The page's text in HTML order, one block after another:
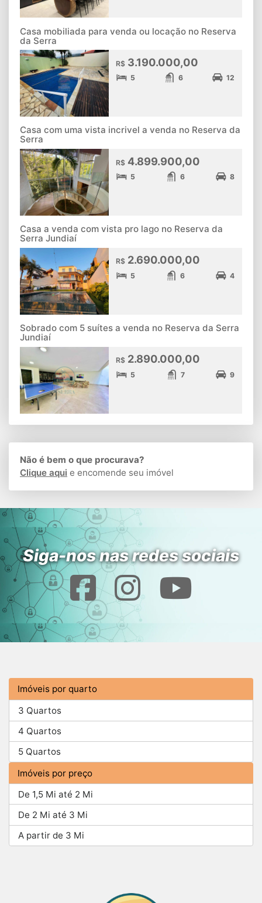
Casa mobiliada para venda ou locação no Reserva
da Serra
R$ 3.190.000,00
5 6 12
Casa com uma vista incrivel a venda no Reserva da
Serra
R$ 4.899.900,00
5 6 8
Casa a venda com vista pro lago no Reserva da
Serra Jundiaí
R$ 2.690.000,00
5 6 4
Sobrado com 5 suítes a venda no Reserva da Serra
Jundiaí
R$ 2.890.000,00
5 7 9
Não é bem o que procurava?
Clique aqui e encomende seu imóvel
Siga-nos nas redes sociais
Imóveis por quarto
3 Quartos
4 Quartos
5 Quartos
Imóveis por preço
De 1,5 Mi até 2 Mi
De 2 Mi até 3 Mi
A partir de 3 Mi